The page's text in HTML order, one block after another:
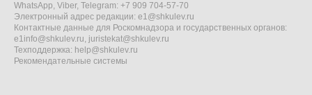
WhatsApp, Viber, Telegram: +7 909 704-57-70
Электронный адрес редакции: e1@shkulev.ru
Контактные данные для Роскомнадзора и государственных органов:
e1info@shkulev.ru, juristekat@shkulev.ru
Техподдержка: help@shkulev.ru
Рекомендательные системы